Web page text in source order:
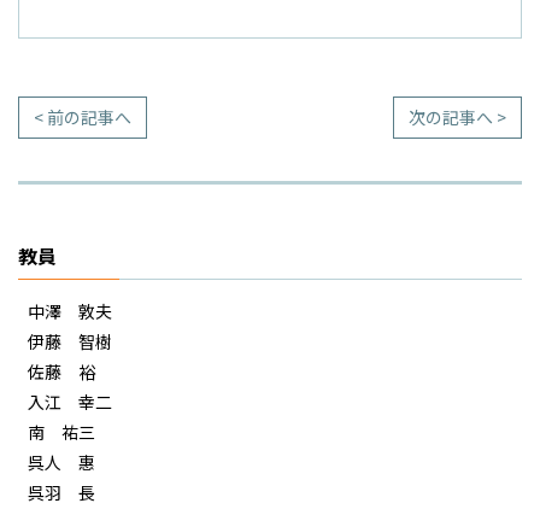
< 前の記事へ 次の記事へ >
教員
中澤 敦夫
伊藤 智樹
佐藤 裕
入江 幸二
南 祐三
呉人 惠
呉羽 長